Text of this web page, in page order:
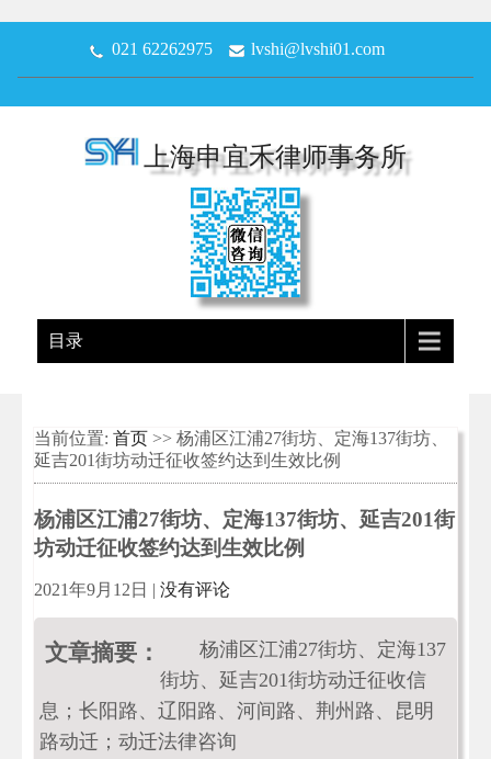
021 62262975 lvshi@lvshi01.com
上海申宜禾律师事务所
目录
当前位置: 首页 >> 杨浦区江浦27街坊、定海137街坊、
延吉201街坊动迁征收签约达到生效比例
杨浦区江浦27街坊、定海137街坊、延吉201街
坊动迁征收签约达到生效比例
2021年9月12日 | 没有评论
文章摘要：
杨浦区江浦27街坊、定海137
街坊、延吉201街坊动迁征收信
息；长阳路、辽阳路、河间路、荆州路、昆明
路动迁；动迁法律咨询